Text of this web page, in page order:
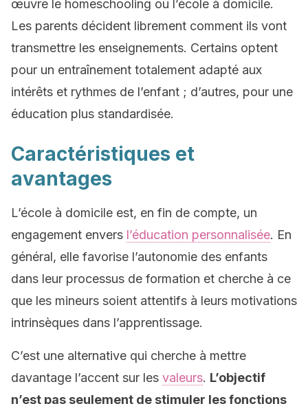
œuvre le homeschooling ou l’école à domicile.
Les parents décident librement comment ils vont
transmettre les enseignements. Certains optent
pour un entraînement totalement adapté aux
intérêts et rythmes de l’enfant ; d’autres, pour une
éducation plus standardisée.
Caractéristiques et
avantages
L’école à domicile est, en fin de compte, un
engagement envers l’éducation personnalisée. En
général, elle favorise l’autonomie des enfants
dans leur processus de formation et cherche à ce
que les mineurs soient attentifs à leurs motivations
intrinsèques dans l’apprentissage.
C’est une alternative qui cherche à mettre
davantage l’accent sur les valeurs. L’objectif
n’est pas seulement de stimuler les fonctions